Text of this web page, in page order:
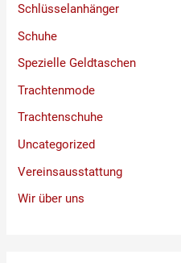
Schlüsselanhänger
Schuhe
Spezielle Geldtaschen
Trachtenmode
Trachtenschuhe
Uncategorized
Vereinsausstattung
Wir über uns